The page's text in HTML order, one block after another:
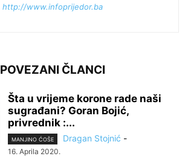
http://www.infoprijedor.ba
POVEZANI ČLANCI
Šta u vrijeme korone rade naši
sugrađani? Goran Bojić,
privrednik :...
MANJINO ĆOŠE Dragan Stojnić -
16. Aprila 2020.